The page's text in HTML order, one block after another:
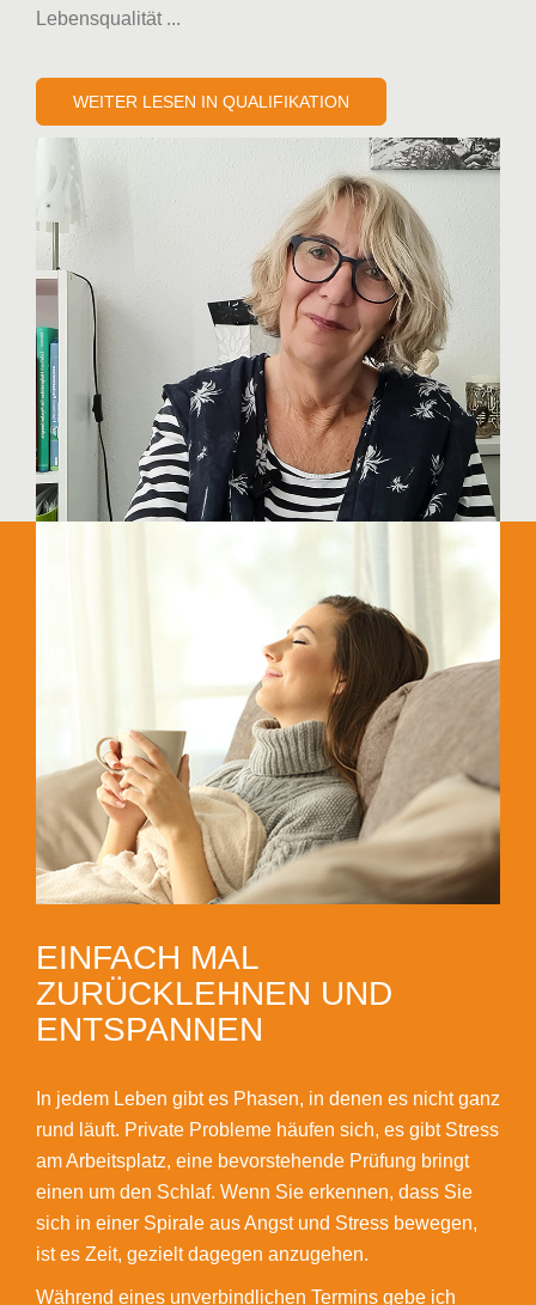
Lebensqualität ...
WEITER LESEN IN QUALIFIKATION
EINFACH MAL
ZURÜCKLEHNEN UND
ENTSPANNEN
In jedem Leben gibt es Phasen, in denen es nicht ganz
rund läuft. Private Probleme häufen sich, es gibt Stress
am Arbeitsplatz, eine bevorstehende Prüfung bringt
einen um den Schlaf. Wenn Sie erkennen, dass Sie
sich in einer Spirale aus Angst und Stress bewegen,
ist es Zeit, gezielt dagegen anzugehen.
Während eines unverbindlichen Termins gebe ich